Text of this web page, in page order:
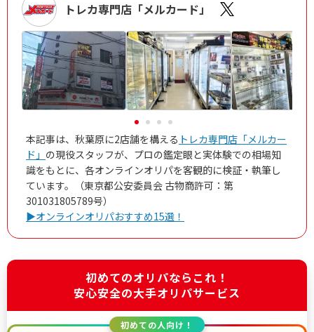
トレカ専門店「メルカード」
本記事は、秋葉原に2店舗を構える トレカ専門店「メルカー
ド」 の現役スタッフが、プロの鑑定眼と実体験での相場知
識をもとに、各オンラインオリパを客観的に検証・執筆し
ています。（東京都公安委員会 古物商許可：第
301031805789号）
▶オンラインオリパおすすめ15選！
初めてのオリパならこれ！
安心安全の大手オリパサービス
初めての人向け！